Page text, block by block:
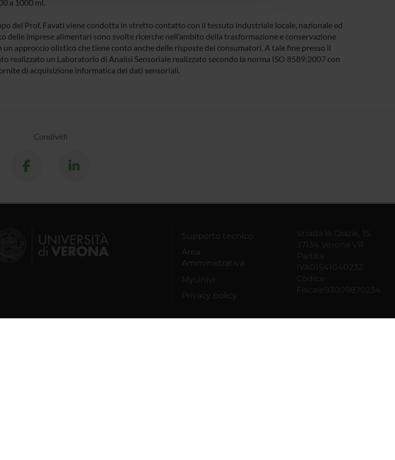
a 1000 ml.
del Prof. Favati viene condotta in stretto contatto con il tessuto industriale locale, nazionale ed
delle imprese alimentari sono svolte ricerche nell’ambito della trasformazione e conservazione
approccio olistico che tiene conto anche delle risposte dei consumatori. A tale fine presso il
realizzato un Laboratorio di Analisi Sensoriale realizzato secondo la norma ISO 8589:2007 con
di acquisizione informatica dei dati sensoriali.
Condividi
Supporto tecnico
Area
Amministrativa
MyUnivr
Privacy policy
Strada le Grazie, 15,
37134 Verona VR
Partita
IVA01541040232
Codice
Fiscale93009870234